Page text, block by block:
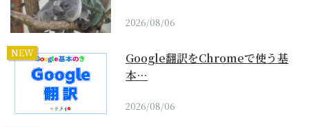
2026/08/06
NEW
Google翻訳をChromeで使う基
本…
2026/08/06